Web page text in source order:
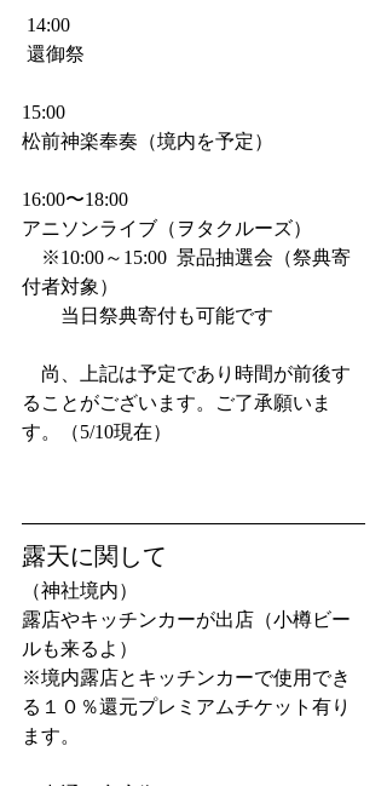
14:00
還御祭
15:00
松前神楽奉奏（境内を予定）
16:00〜18:00
アニソンライブ（ヲタクルーズ）
※10:00～15:00  景品抽選会（祭典寄
付者対象）
当日祭典寄付も可能です
尚、上記は予定であり時間が前後す
ることがございます。ご了承願いま
す。（5/10現在）
露天に関して
（神社境内）
露店やキッチンカーが出店（小樽ビー
ルも来るよ）
※境内露店とキッチンカーで使用でき
る１０％還元プレミアムチケット有り
ます。